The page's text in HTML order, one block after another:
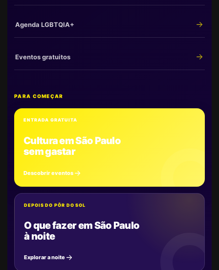
Agenda LGBTQIA+
Eventos gratuitos
PARA COMEÇAR
ENTRADA GRATUITA
Cultura em São Paulo
sem gastar
Descobrir eventos
DEPOIS DO PÔR DO SOL
O que fazer em São Paulo
à noite
Explorar a noite